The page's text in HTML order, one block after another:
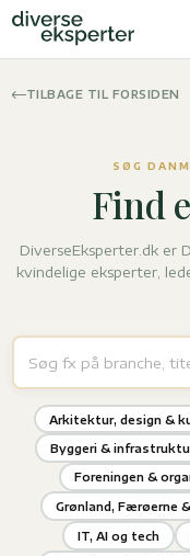
TILBAGE TIL FORSIDEN
SØG
Find
DiverseEksperter.dk er
kvindelige eksperter,
Arkitektur, design &
Byggeri &
Foreningen &
Grønland, Færøerne
IT, AI og tech